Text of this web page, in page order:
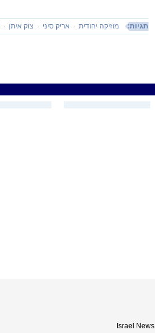
תגיות: מוזיקה יהודית אריק סיני צוק איתן
Israel News